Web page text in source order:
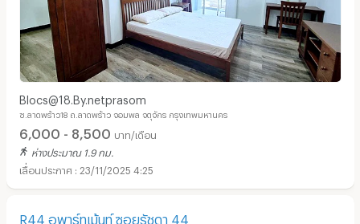
Blocs@18.By.netprasom
ซ.ลาดพร้าว18 ถ.ลาดพร้าว จอมพล จตุจักร กรุงเทพมหานคร
6,000 - 8,500 บาท/เดือน
ห่างประมาณ 1.9 กม.
23/11/2025 4:25
R44 อพาร์ทเม้นท์ ซอยรัชดา 44